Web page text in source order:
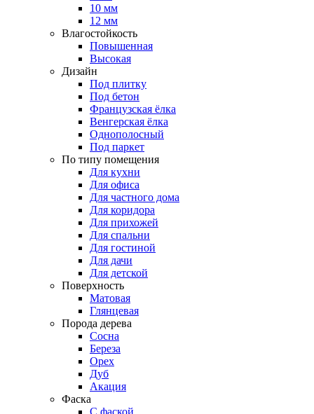
10 мм
12 мм
Влагостойкость
Повышенная
Высокая
Дизайн
Под плитку
Под бетон
Французская ёлка
Венгерская ёлка
Однополосный
Под паркет
По типу помещения
Для кухни
Для офиса
Для частного дома
Для коридора
Для прихожей
Для спальни
Для гостиной
Для дачи
Для детской
Поверхность
Матовая
Глянцевая
Порода дерева
Сосна
Береза
Орех
Дуб
Акация
Фаска
С фаской